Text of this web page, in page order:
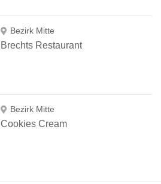
Bezirk Mitte
Brechts Restaurant
Bezirk Mitte
Cookies Cream